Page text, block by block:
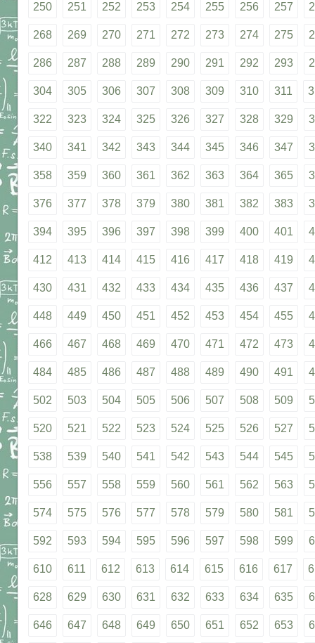
250 251 252 253 254 255 256 257
268 269 270 271 272 273 274 275
286 287 288 289 290 291 292 293
304 305 306 307 308 309 310 311
322 323 324 325 326 327 328 329
340 341 342 343 344 345 346 347
358 359 360 361 362 363 364 365
376 377 378 379 380 381 382 383
394 395 396 397 398 399 400 401
412 413 414 415 416 417 418 419
430 431 432 433 434 435 436 437
448 449 450 451 452 453 454 455
466 467 468 469 470 471 472 473
484 485 486 487 488 489 490 491
502 503 504 505 506 507 508 509
520 521 522 523 524 525 526 527
538 539 540 541 542 543 544 545
556 557 558 559 560 561 562 563
574 575 576 577 578 579 580 581
592 593 594 595 596 597 598 599
610 611 612 613 614 615 616 617
628 629 630 631 632 633 634 635
646 647 648 649 650 651 652 653